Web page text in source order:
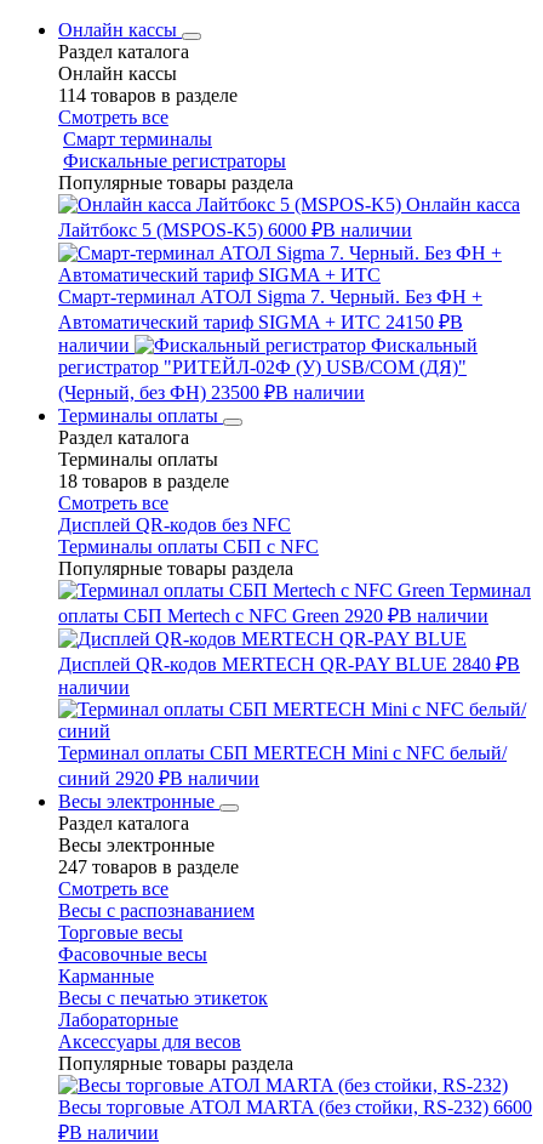
Онлайн кассы
Раздел каталога
Онлайн кассы
114 товаров в разделе
Смотреть все
Смарт терминалы
Фискальные регистраторы
Популярные товары раздела
Онлайн касса
Лайтбокс 5 (MSPOS-K5) 6000 ₽В наличии
Смарт-терминал АТОЛ Sigma 7. Черный. Без ФН +
Автоматический тариф SIGMA + ИТС 24150 ₽В
наличии
Фискальный
регистратор "РИТЕЙЛ-02Ф (У) USB/COM (ДЯ)"
(Черный, без ФН) 23500 ₽В наличии
Терминалы оплаты
Раздел каталога
Терминалы оплаты
18 товаров в разделе
Смотреть все
Дисплей QR-кодов без NFC
Терминалы оплаты СБП с NFC
Популярные товары раздела
Терминал
оплаты СБП Mertech с NFC Green 2920 ₽В наличии
Дисплей QR-кодов MERTECH QR-PAY BLUE 2840 ₽В
наличии
Терминал оплаты СБП MERTECH Mini с NFC белый/
синий 2920 ₽В наличии
Весы электронные
Раздел каталога
Весы электронные
247 товаров в разделе
Смотреть все
Весы с распознаванием
Торговые весы
Фасовочные весы
Карманные
Весы с печатью этикеток
Лабораторные
Аксессуары для весов
Популярные товары раздела
Весы торговые АТОЛ MARTA (без стойки, RS-232) 6600
₽В наличии